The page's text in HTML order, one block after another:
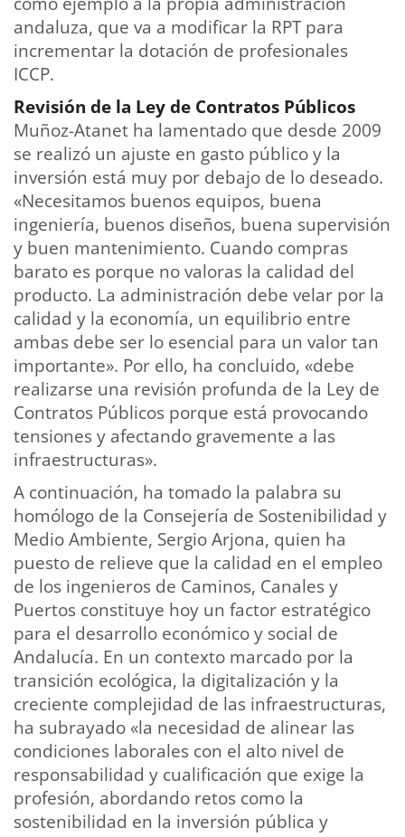
andaluza, que va a modificar la RPT para
incrementar la dotación de profesionales
ICCP.
Revisión de la Ley de Contratos Públicos
Muñoz-Atanet ha lamentado que desde 2009
se realizó un ajuste en gasto público y la
inversión está muy por debajo de lo deseado.
«Necesitamos buenos equipos, buena
ingeniería, buenos diseños, buena supervisión
y buen mantenimiento. Cuando compras
barato es porque no valoras la calidad del
producto. La administración debe velar por la
calidad y la economía, un equilibrio entre
ambas debe ser lo esencial para un valor tan
importante». Por ello, ha concluido, «debe
realizarse una revisión profunda de la Ley de
Contratos Públicos porque está provocando
tensiones y afectando gravemente a las
infraestructuras».
A continuación, ha tomado la palabra su
homólogo de la Consejería de Sostenibilidad y
Medio Ambiente, Sergio Arjona, quien ha
puesto de relieve que la calidad en el empleo
de los ingenieros de Caminos, Canales y
Puertos constituye hoy un factor estratégico
para el desarrollo económico y social de
Andalucía. En un contexto marcado por la
transición ecológica, la digitalización y la
creciente complejidad de las infraestructuras,
ha subrayado «la necesidad de alinear las
condiciones laborales con el alto nivel de
responsabilidad y cualificación que exige la
profesión, abordando retos como la
sostenibilidad en la inversión pública y